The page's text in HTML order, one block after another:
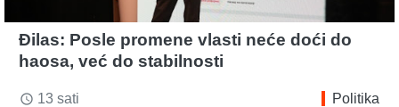
Đilas: Posle promene vlasti neće doći do
haosa, već do stabilnosti
access_time 13 sati Politika